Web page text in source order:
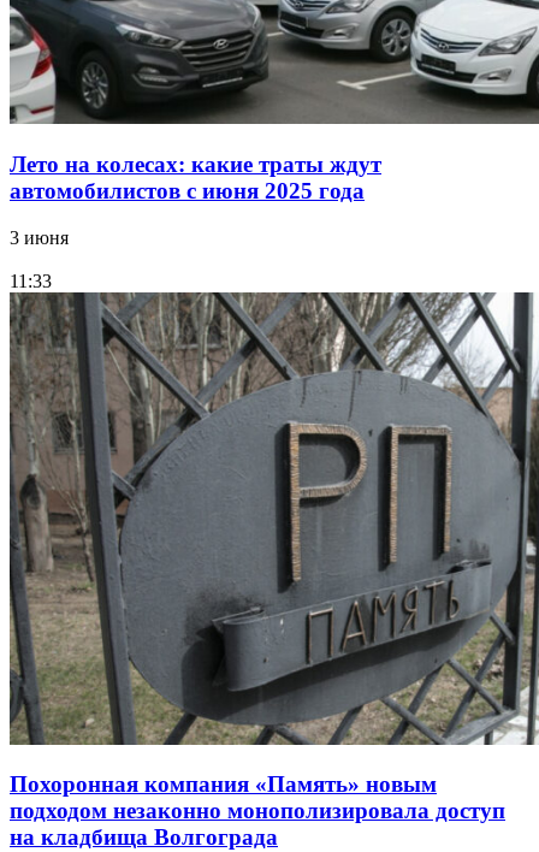
Лето на колесах: какие траты ждут
автомобилистов с июня 2025 года
3 июня
11:33
Похоронная компания «Память» новым
подходом незаконно монополизировала доступ
на кладбища Волгограда